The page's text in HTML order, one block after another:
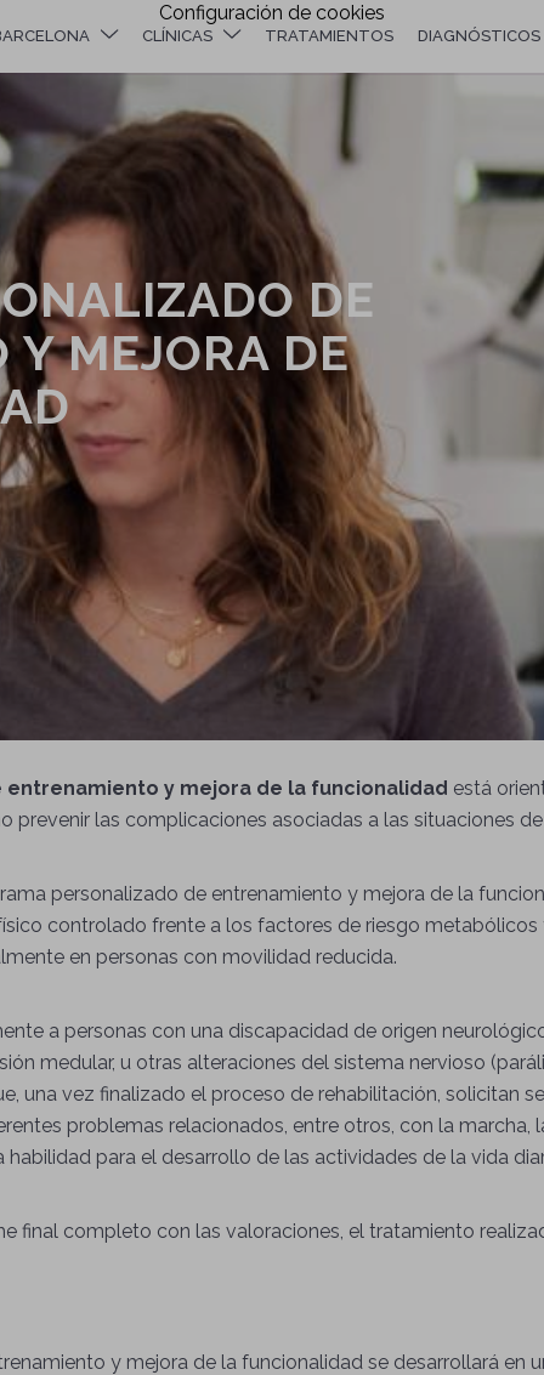
CLÍNICAS TRATAMIENTOS DIAGNÓSTICOS
DE
Y MEJORA DE
y mejora de la funcionalidad está
prevenir las complicaciones asociadas a las situaciones
personalizado de entrenamiento y mejora de la
controlado frente a los factores de riesgo metabólicos
en personas con movilidad reducida.
a personas con una discapacidad de origen
medular, u otras alteraciones del sistema nervioso
una vez finalizado el proceso de rehabilitación, solicitan
problemas relacionados, entre otros, con la marcha,
habilidad para el desarrollo de las actividades de la vida
final completo con las valoraciones, el tratamiento
y mejora de la funcionalidad se desarrollará en
Configuración de cookies